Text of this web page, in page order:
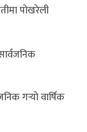
पोखरेली
गर्‍यो वार्षिक